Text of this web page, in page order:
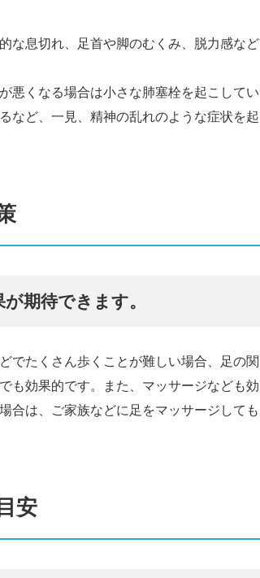
な息切れ、足首や脚のむくみ、脱力感など
悪くなる場合は小さな肺塞栓を起こしてい
など、一見、精神の乱れのような症状を起
期待できます。
でたくさん歩くことが難しい場合、足の関
も効果的です。また、マッサージなども効
合は、ご家族などに足をマッサージしても
安